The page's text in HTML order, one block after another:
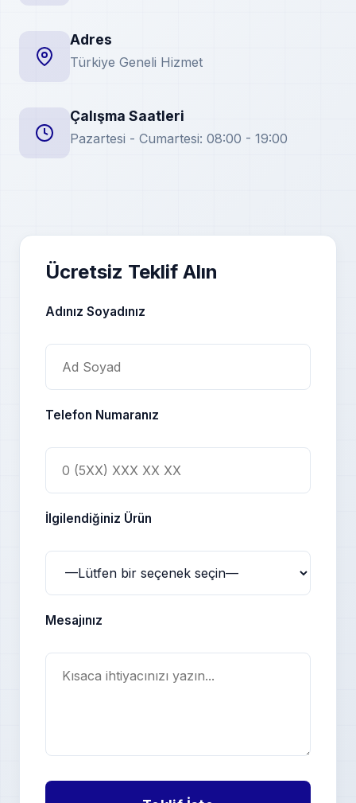
Adres
Türkiye Geneli Hizmet
Çalışma Saatleri
Pazartesi - Cumartesi: 08:00 - 19:00
Ücretsiz Teklif Alın
Adınız Soyadınız
Telefon Numaranız
İlgilendiğiniz Ürün
Mesajınız